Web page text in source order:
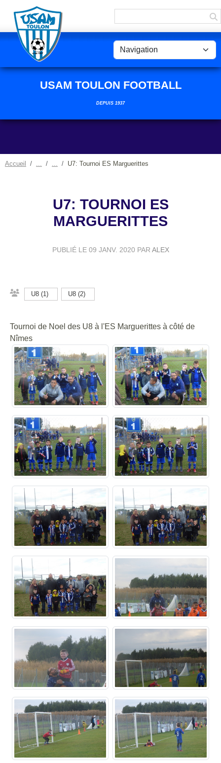
USAM TOULON FOOTBALL
DEPUIS 1937
Accueil U7: Tournoi ES Marguerittes
U7: TOURNOI ES
MARGUERITTES
PUBLIÉ LE 09 JANV. 2020 PAR ALEX
U8 (1) U8 (2)
Tournoi de Noel des U8 à l'ES Marguerittes à côté de
Nîmes
Panneau de gestion des cookies